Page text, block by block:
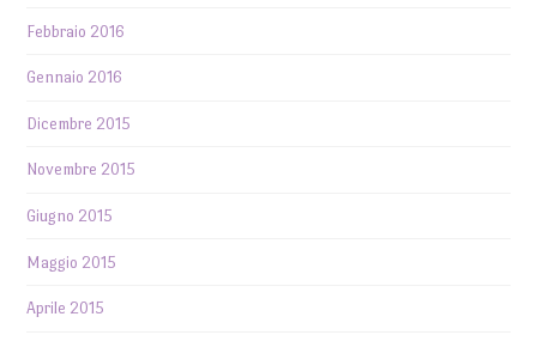
Febbraio 2016
Gennaio 2016
Dicembre 2015
Novembre 2015
Giugno 2015
Maggio 2015
Aprile 2015